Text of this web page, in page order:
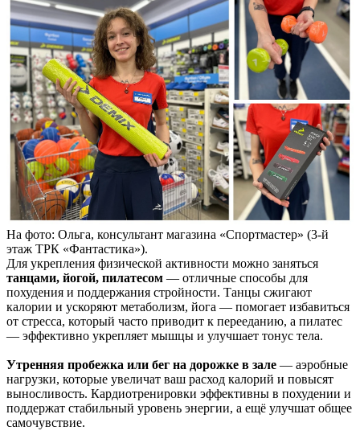
На фото: Ольга, консультант магазина «Спортмастер»‎ (3-й
этаж ТРК «Фантастика»).
Для укрепления физической активности можно заняться
танцами, йогой, пилатесом — отличные способы для
похудения и поддержания стройности. Танцы сжигают
калории и ускоряют метаболизм, йога — помогает избавиться
от стресса, который часто приводит к перееданию, а пилатес
— эффективно укрепляет мышцы и улучшает тонус тела.
Утренняя пробежка или бег на дорожке в зале — аэробные
нагрузки, которые увеличат ваш расход калорий и повысят
выносливость. Кардиотренировки эффективны в похудении и
поддержат стабильный уровень энергии, а ещё улучшат общее
самочувствие.